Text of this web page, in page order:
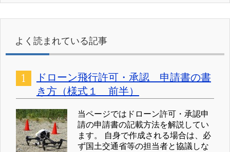
よく読まれている記事
ドローン飛行許可・承認 申請書の書
き方（様式１ 前半）
当ページではドローン許可・承認申
請の申請書の記載方法を解説してい
ます。 自身で作成される場合は、必
ず国土交通省等の担当者と協議しな